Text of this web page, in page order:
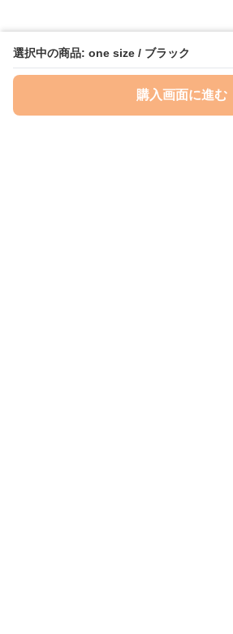
選択中の商品: one size / ブラック
購入画面に進む